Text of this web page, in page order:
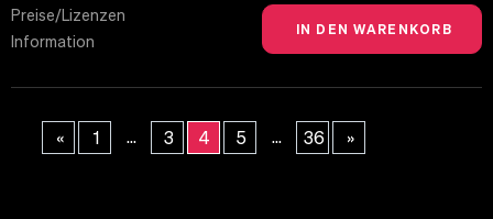
Preise/Lizenzen
Information
« 1 ... 3 4 5 ... 36 »